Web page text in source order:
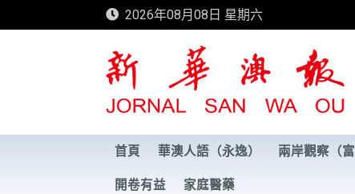
to
2026年08月08日 星期六
新華澳報
首頁 華澳人語（永逸） 兩岸觀察（富
開卷有益 家庭醫藥